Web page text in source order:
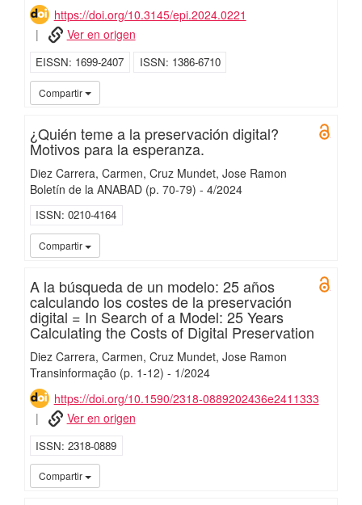
https://doi.org/10.3145/epi.2024.0221
Ver en origen
EISSN 1699-2407 ISSN 1386-6710
Compartir
¿Quién teme a la preservación digital?
Motivos para la esperanza.
Diez Carrera, Carmen Cruz Mundet, Jose Ramon
Boletín de la ANABAD (p. 70-79) - 4/2024
ISSN 0210-4164
Compartir
A la búsqueda de un modelo: 25 años
calculando los costes de la preservación
digital = In Search of a Model: 25 Years
Calculating the Costs of Digital Preservation
Diez Carrera, Carmen Cruz Mundet, Jose Ramon
Transinformação (p. 1-12) - 1/2024
https://doi.org/10.1590/2318-0889202436e2411333
Ver en origen
ISSN 2318-0889
Compartir